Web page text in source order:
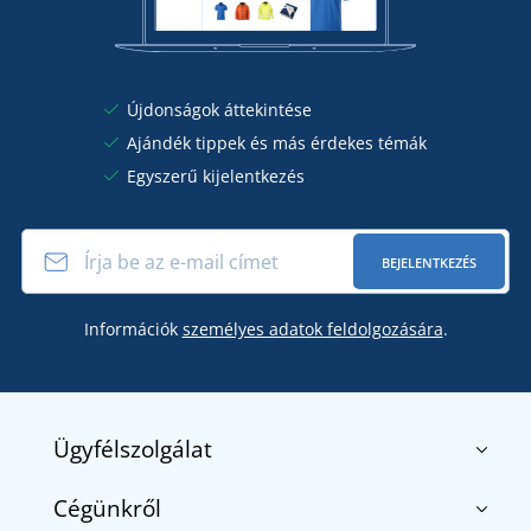
Újdonságok áttekintése
Ajándék tippek és más érdekes témák
Egyszerű kijelentkezés
BEJELENTKEZÉS
Információk személyes adatok feldolgozására.
Ügyfélszolgálat
Kapcsolat
Cégünkről